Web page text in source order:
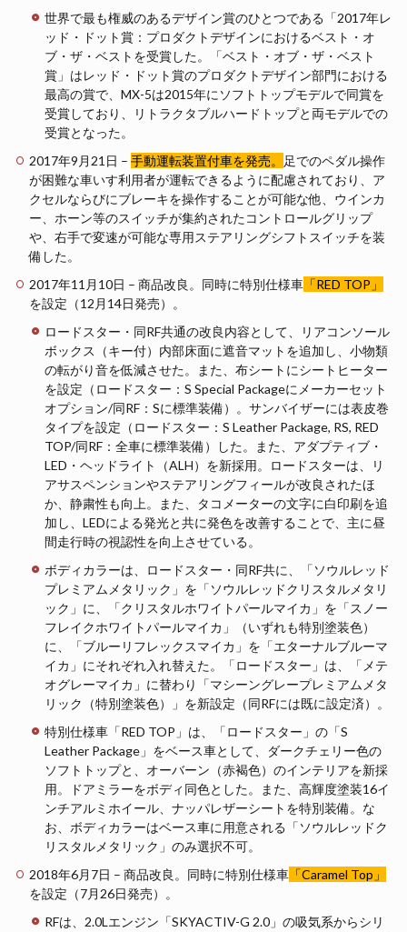
世界で最も権威のあるデザイン賞のひとつである「2017年レ
ッド・ドット賞：プロダクトデザインにおけるベスト・オ
ブ・ザ・ベストを受賞した。「ベスト・オブ・ザ・ベスト
賞」はレッド・ドット賞のプロダクトデザイン部門における
最高の賞で、MX-5は2015年にソフトトップモデルで同賞を
受賞しており、リトラクタブルハードトップと両モデルでの
受賞となった。
2017年9月21日 – 手動運転装置付車を発売。
足でのペダル操作
が困難な車いす利用者が運転できるように配慮されており、ア
クセルならびにブレーキを操作することが可能な他、ウインカ
ー、ホーン等のスイッチが集約されたコントロールグリップ
や、右手で変速が可能な専用ステアリングシフトスイッチを装
備した。
2017年11月10日 – 商品改良。同時に特別仕様車 「RED TOP」
を設定（12月14日発売）。
ロードスター・同RF共通の改良内容として、リアコンソール
ボックス（キー付）内部床面に遮音マットを追加し、小物類
の転がり音を低減させた。また、布シートにシートヒーター
を設定（ロードスター：S Special Packageにメーカーセット
オプション/同RF：Sに標準装備）。サンバイザーには表皮巻
タイプを設定（ロードスター：S Leather Package, RS, RED
TOP/同RF：全車に標準装備）した。また、アダプティブ・
LED・ヘッドライト（ALH）を新採用。ロードスターは、リ
アサスペンションやステアリングフィールが改良されたほ
か、静粛性も向上。また、タコメーターの文字に白印刷を追
加し、LEDによる発光と共に発色を改善することで、主に昼
間走行時の視認性を向上させている。
ボディカラーは、ロードスター・同RF共に、「ソウルレッド
プレミアムメタリック」を「ソウルレッドクリスタルメタリ
ック」に、「クリスタルホワイトパールマイカ」を「スノー
フレイクホワイトパールマイカ」（いずれも特別塗装色）
に、「ブルーリフレックスマイカ」を「エターナルブルーマ
イカ」にそれぞれ入れ替えた。「ロードスター」は、「メテ
オグレーマイカ」に替わり「マシーングレープレミアムメタ
リック（特別塗装色）」を新設定（同RFには既に設定済）。
特別仕様車「RED TOP」は、「ロードスター」の「S
Leather Package」をベース車として、ダークチェリー色の
ソフトトップと、オーバーン（赤褐色）のインテリアを新採
用。ドアミラーをボディ同色とした。また、高輝度塗装16イ
ンチアルミホイール、ナッパレザーシートを特別装備。な
お、ボディカラーはベース車に用意される「ソウルレッドク
リスタルメタリック」のみ選択不可。
2018年6月7日 – 商品改良。同時に特別仕様車 「Caramel Top」
を設定（7月26日発売）。
RFは、2.0Lエンジン「SKYACTIV-G 2.0」の吸気系からシリ